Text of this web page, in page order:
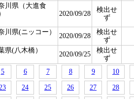
川県（大進食
2020/09/28
検出せ
ず
川県(ニッコー）
2020/09/28
検出せ
ず
県(八木橋）
2020/09/25
検出せ
ず
5 6 7 8 9 10
24 25 26 27 28